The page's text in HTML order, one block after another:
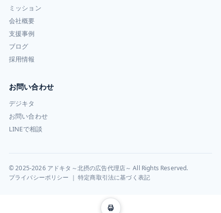
ミッション
会社概要
支援事例
ブログ
採用情報
お問い合わせ
デジキタ
お問い合わせ
LINEで相談
© 2025-2026 アドキタ～北摂の広告代理店～ All Rights Reserved.
プライバシーポリシー ｜特定商取引法に基づく表記